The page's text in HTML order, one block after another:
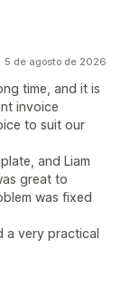
5 de agosto de 2026
time, and it is
invoice
to suit our
and Liam
great to
was fixed
a very practical